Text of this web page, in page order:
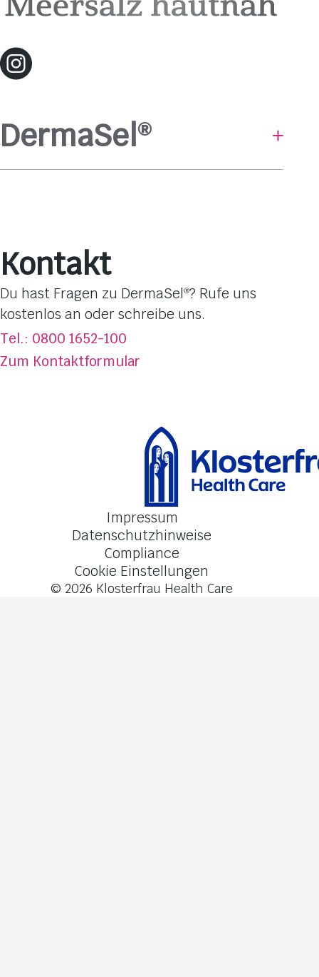
DermaSel®
Pflege-Linien
Hautbedürfnisse
Dufterlebnisse
Totes Meer Salz
Über DermaSel
Jetzt kaufen
Kontakt
Du hast Fragen zu DermaSel®? Rufe uns
kostenlos an oder schreibe uns.
Tel.: 0800 1652-100
Zum Kontaktformular
Impressum
Datenschutzhinweise
Compliance
Cookie Einstellungen
© 2026 Klosterfrau Health Care